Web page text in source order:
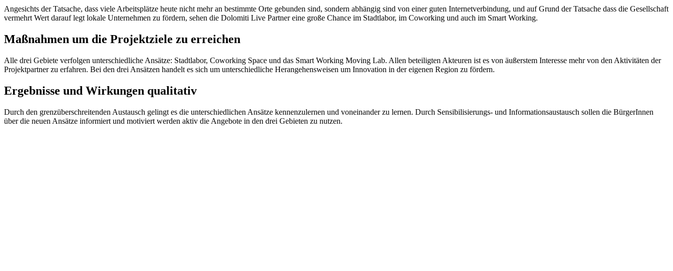
Angesichts der Tatsache, dass viele Arbeitsplätze heute nicht mehr an bestimmte Orte gebunden sind, sondern abhängig sind von einer guten Internetverbindung, und auf Grund der Tatsache dass die Gesellschaft
vermehrt Wert darauf legt lokale Unternehmen zu fördern, sehen die Dolomiti Live Partner eine große Chance im Stadtlabor, im Coworking und auch im Smart Working.
Maßnahmen um die Projektziele zu erreichen
Alle drei Gebiete verfolgen unterschiedliche Ansätze: Stadtlabor, Coworking Space und das Smart Working Moving Lab. Allen beteiligten Akteuren ist es von äußerstem Interesse mehr von den Aktivitäten der
Projektpartner zu erfahren. Bei den drei Ansätzen handelt es sich um unterschiedliche Herangehensweisen um Innovation in der eigenen Region zu fördern.
Ergebnisse und Wirkungen qualitativ
Durch den grenzüberschreitenden Austausch gelingt es die unterschiedlichen Ansätze kennenzulernen und voneinander zu lernen. Durch Sensibilisierungs- und Informationsaustausch sollen die BürgerInnen
über die neuen Ansätze informiert und motiviert werden aktiv die Angebote in den drei Gebieten zu nutzen.